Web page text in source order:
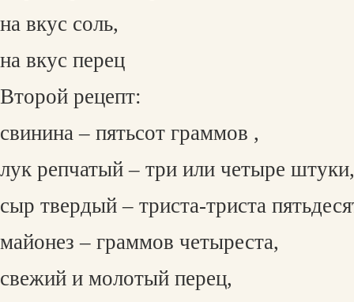
на вкус соль,
на вкус перец
Второй рецепт:
свинина – пятьсот граммов ,
лук репчатый – три или четыре штуки,
сыр твердый – триста-триста
майонез – граммов четыреста,
свежий и молотый перец,